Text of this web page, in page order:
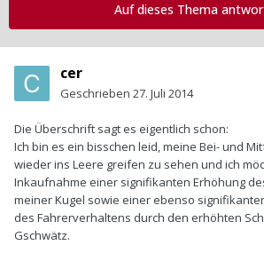
Auf dieses Thema
cer
Geschrieben 27. Juli 2014
Die Überschrift sagt es eigentlich schon:
Ich bin es ein bisschen leid, meine Bei- und
wieder ins Leere greifen zu sehen und ich
Inkaufnahme einer signifikanten Erhöhung
meiner Kugel sowie einer ebenso
des Fahrerverhaltens durch den erhöhten
Gschwätz.